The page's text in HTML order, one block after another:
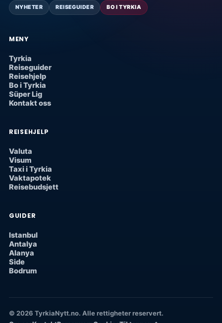
NYHETER REISEGUIDER BO I TYRKIA
MENY
Tyrkia
Reiseguider
Reisehjelp
Bo i Tyrkia
Süper Lig
Kontakt oss
REISEHJELP
Valuta
Visum
Taxi i Tyrkia
Vaktapotek
Reisebudsjett
GUIDER
Istanbul
Antalya
Alanya
Side
Bodrum
© 2026 TyrkiaNytt.no. Alle rettigheter reservert.